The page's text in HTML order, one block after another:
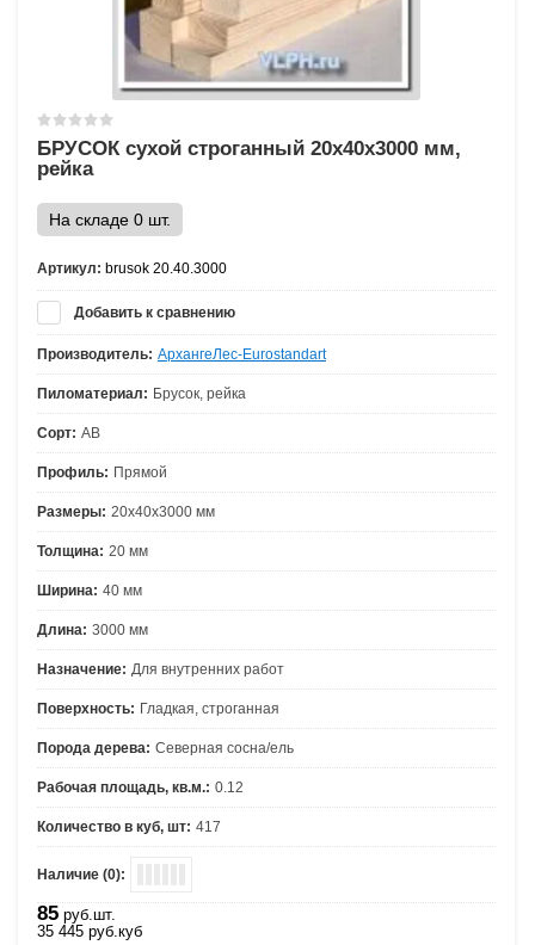
БРУСОК сухой строганный 20х40х3000 мм,
рейка
На складе 0 шт.
Артикул: brusok 20.40.3000
Добавить к сравнению
Производитель: АрхангеЛес-Eurostandart
Пиломатериал: Брусок, рейка
Сорт: АВ
Профиль: Прямой
Размеры: 20х40х3000 мм
Толщина: 20 мм
Ширина: 40 мм
Длина: 3000 мм
Назначение: Для внутренних работ
Поверхность: Гладкая, строганная
Порода дерева: Северная сосна/ель
Рабочая площадь, кв.м.: 0.12
Количество в куб, шт: 417
Наличие (0):
85 руб.шт.
35 445 руб.куб